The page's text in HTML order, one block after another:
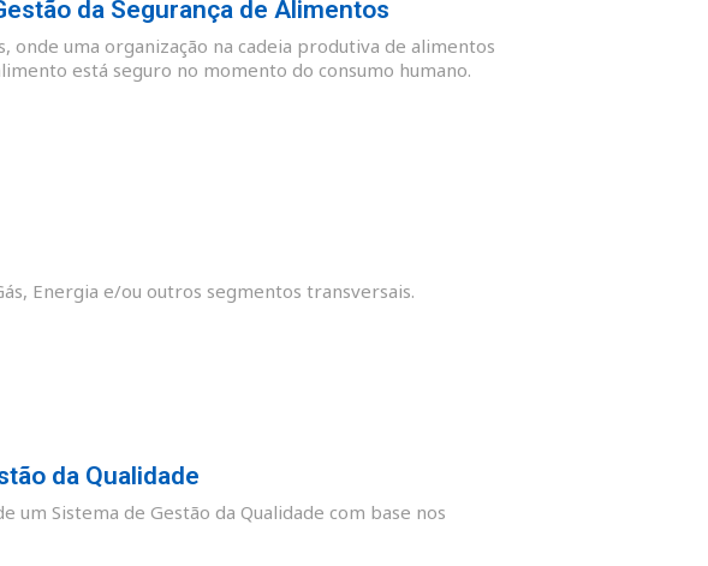
da Segurança de Alimentos
onde uma organização na cadeia produtiva de alimentos
está seguro no momento do consumo humano.
Energia e/ou outros segmentos transversais.
da Qualidade
Sistema de Gestão da Qualidade com base nos